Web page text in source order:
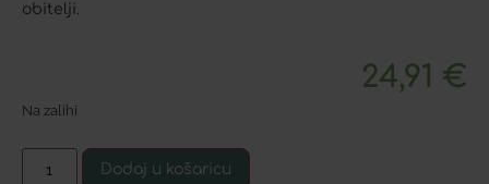
obitelji.
24,91 €
Na zalihi
Dodaj u košaricu